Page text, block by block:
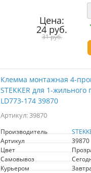
поликарбонат, латунь, сталь.
одножильный, материал
температура окружающей
Цена:
24 руб.
31 руб.
Клемма монтажная 4-
STEKKER для 1-жильного
LD773-174 39870
Артикул: 39870
Производитель
Артикул
39870
Цвет
Самовывоз
Курьером